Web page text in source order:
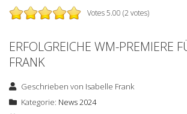
Votes 5.00 (2 votes)
ERFOLGREICHE WM-PREMIERE
FRANK
Geschrieben von Isabelle Frank
Kategorie: News 2024